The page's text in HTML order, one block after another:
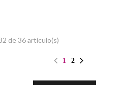
de 36 artículo(s)
1 2